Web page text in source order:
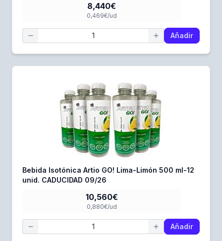
8,440€
0,469€/ud
Añadir
Bebida Isotónica Artio GO! Lima-Limón 500 ml-12
unid. CADUCIDAD 09/26
10,560€
0,880€/ud
Añadir